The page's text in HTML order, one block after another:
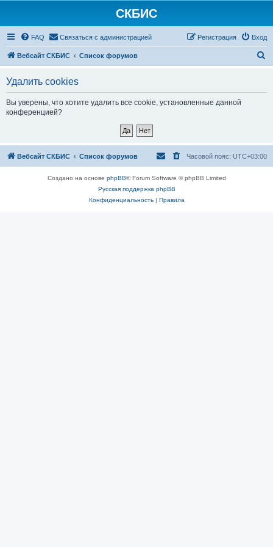
СКБИС
FAQ Связаться с администрацией Вход
Регистрация
Вебсайт СКБИС Список форумов
Удалить cookies
Вы уверены, что хотите удалить все cookie, установленные данной
конференцией?
Вебсайт СКБИС Список форумов Часовой пояс: UTC+03:00
Создано на основе phpBB® Forum Software © phpBB Limited
Русская поддержка phpBB
Конфиденциальность| Правила